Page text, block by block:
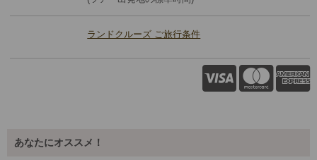
ランドクルーズ ご旅行条件
あなたにオススメ！